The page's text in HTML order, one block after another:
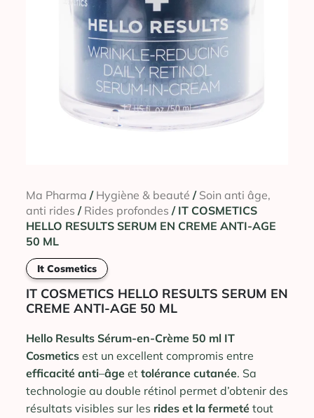
Ma Pharma / Hygiène & beauté / Soin anti âge,
anti rides / Rides profondes / IT COSMETICS
HELLO RESULTS SERUM EN CREME ANTI-AGE
50 ML
It Cosmetics
IT COSMETICS HELLO RESULTS SERUM EN
CREME ANTI-AGE 50 ML
Hello Results Sérum-en-Crème 50 ml IT
Cosmetics est un excellent compromis entre
efficacité anti–âge et tolérance cutanée. Sa
technologie au double rétinol permet d’obtenir des
résultats visibles sur les rides et la fermeté tout